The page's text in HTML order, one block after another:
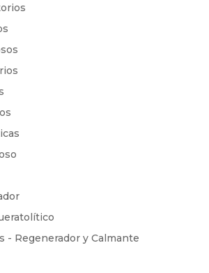
- Regenerador y Calmante